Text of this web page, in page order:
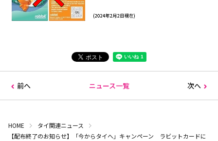
前へ ニュース一覧 次へ
HOME
タイ関連ニュース
【配布終了のお知らせ】「今からタイへ」キャンペーン ラビットカードに